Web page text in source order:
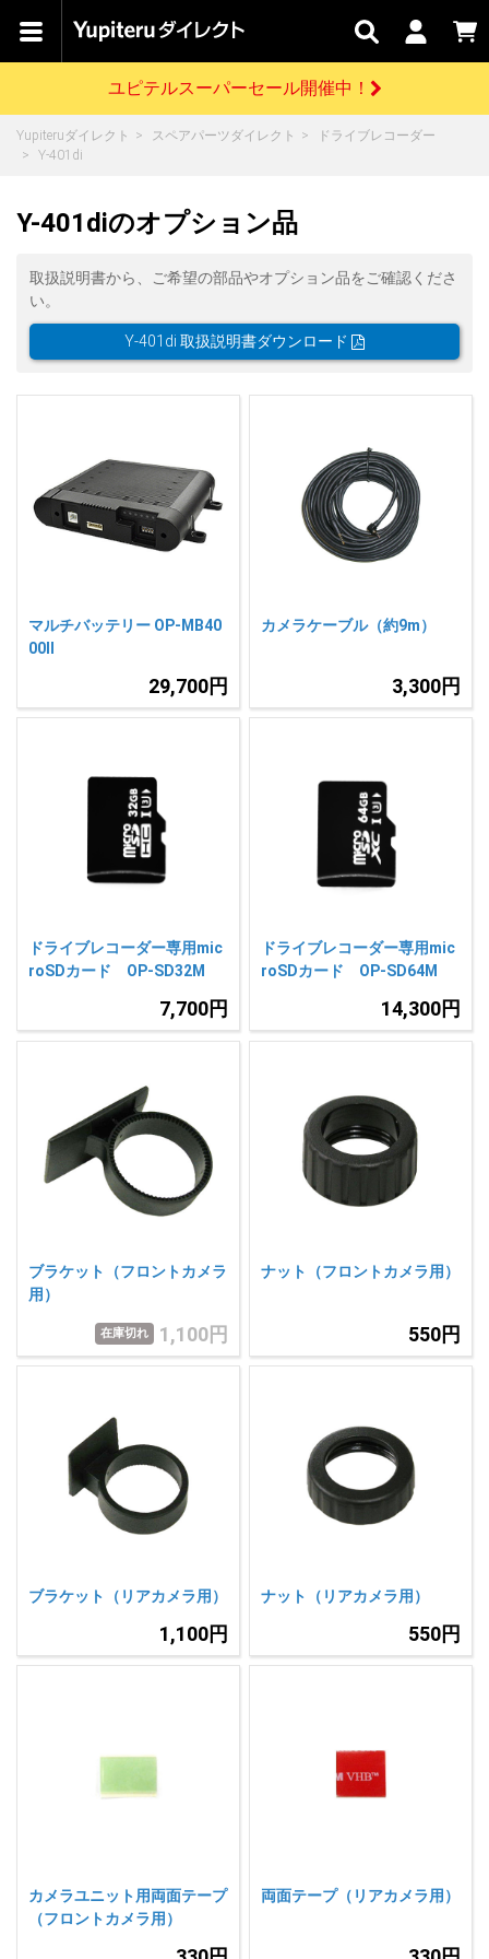
カテゴリで
キャン
ペーン
関連
サービス
お問い
合わせ
はじめての
WEB限定モデル
ダイレクト
アイテム一覧 バーチャルストア
人気
大口注文はこちら
GPSデータ更新のお申込はこちら
ユピテル公式サイトはこちら
開催中のキャンペーン
【8/17(月) 7:59ま
scroll
お買い物ガイド
各種ご利用方法はこちら
よくあるご質問
お問い合わせ前のご確認はこちら
お問い合わせ
各種お問い合わせはこちら
ドライブレコーダーを比較して探す
ログインする
会員価格やポイントを利用してご購入頂けます
新規会員登録をする
ユピテルスーパーセール開催中！
Yupiteruダイレクト スペアパーツダイレクト
ドライブレコーダー
Y-401di
Y-401diのオプション品
取扱説明書から、ご希望の部品やオプション品をご確認くださ
い。
Y-401di 取扱説明書ダウンロード
マルチバッテリー OP-MB40
00Ⅱ
29,700円
カメラケーブル（約9m）
3,300円
ドライブレコーダー専用mic
roSDカード OP-SD32M
7,700円
ドライブレコーダー専用mic
roSDカード OP-SD64M
14,300円
ブラケット（フロントカメラ
用）
在庫切れ 1,100円
ナット（フロントカメラ用）
550円
ブラケット（リアカメラ用）
1,100円
ナット（リアカメラ用）
550円
カメラユニット用両面テープ
（フロントカメラ用）
両面テープ（リアカメラ用）